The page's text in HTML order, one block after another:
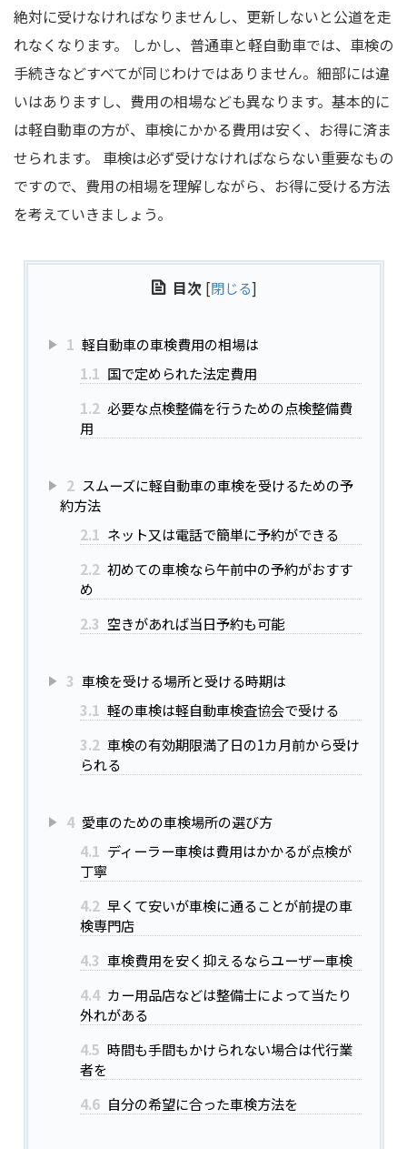
絶対に受けなければなりませんし、更新しないと公道を走
れなくなります。 しかし、普通車と軽自動車では、車検の
手続きなどすべてが同じわけではありません。細部には違
いはありますし、費用の相場なども異なります。基本的に
は軽自動車の方が、車検にかかる費用は安く、お得に済ま
せられます。 車検は必ず受けなければならない重要なもの
ですので、費用の相場を理解しながら、お得に受ける方法
を考えていきましょう。
目次 [閉じる]
1 軽自動車の車検費用の相場は
1.1 国で定められた法定費用
1.2 必要な点検整備を行うための点検整備費
用
2 スムーズに軽自動車の車検を受けるための予
約方法
2.1 ネット又は電話で簡単に予約ができる
2.2 初めての車検なら午前中の予約がおすす
め
2.3 空きがあれば当日予約も可能
3 車検を受ける場所と受ける時期は
3.1 軽の車検は軽自動車検査協会で受ける
3.2 車検の有効期限満了日の1カ月前から受け
られる
4 愛車のための車検場所の選び方
4.1 ディーラー車検は費用はかかるが点検が
丁寧
4.2 早くて安いが車検に通ることが前提の車
検専門店
4.3 車検費用を安く抑えるならユーザー車検
4.4 カー用品店などは整備士によって当たり
外れがある
4.5 時間も手間もかけられない場合は代行業
者を
4.6 自分の希望に合った車検方法を